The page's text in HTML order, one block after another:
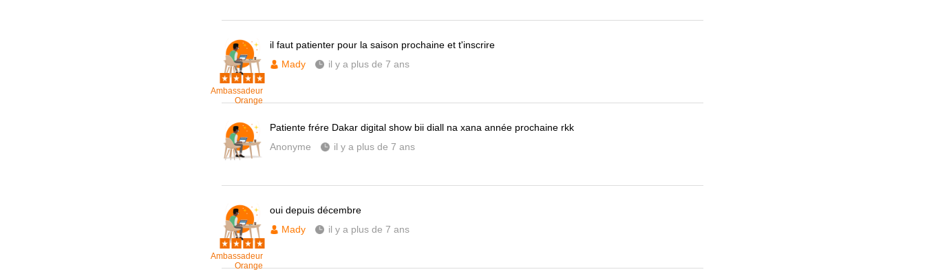
Ambassadeur
Orange
il faut patienter pour la saison prochaine et t'inscrire
Mady
il y a plus de 7 ans
Patiente frére Dakar digital show bii diall na xana année prochaine rkk
Anonyme
il y a plus de 7 ans
Ambassadeur
Orange
oui depuis décembre
Mady
il y a plus de 7 ans